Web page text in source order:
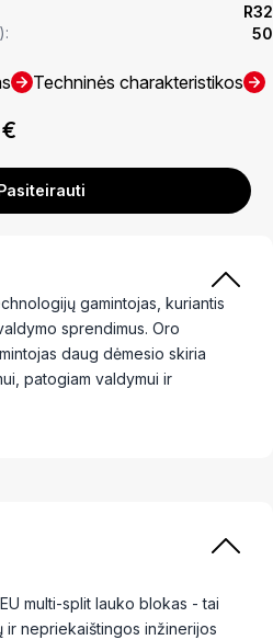
R32
50
Techninės charakteristikos
€
gamintojas, kuriantis
sprendimus. Oro
daug dėmesio skiria
patogiam valdymui ir
multi-split lauko blokas - tai
nepriekaištingos inžinerijos